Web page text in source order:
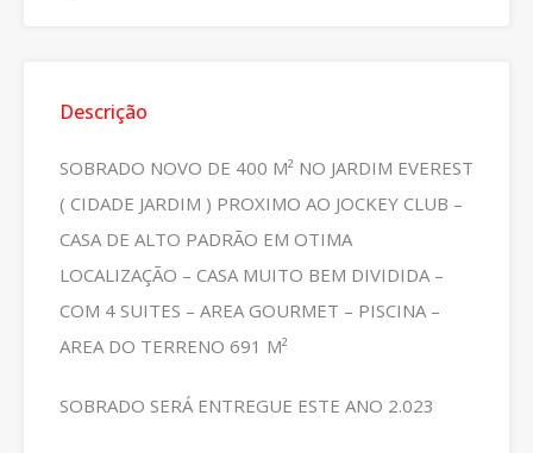
Descrição
SOBRADO NOVO DE 400 M² NO JARDIM EVEREST
( CIDADE JARDIM ) PROXIMO AO JOCKEY CLUB –
CASA DE ALTO PADRÃO EM OTIMA
LOCALIZAÇÃO – CASA MUITO BEM DIVIDIDA –
COM 4 SUITES – AREA GOURMET – PISCINA –
AREA DO TERRENO 691 M²
SOBRADO SERÁ ENTREGUE ESTE ANO 2.023